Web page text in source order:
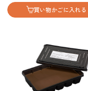
買い物かごに入れる